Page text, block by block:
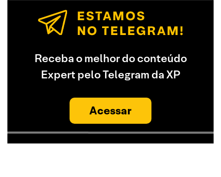
Receba o melhor do conteúdo
Expert pelo Telegram da XP
Acessar